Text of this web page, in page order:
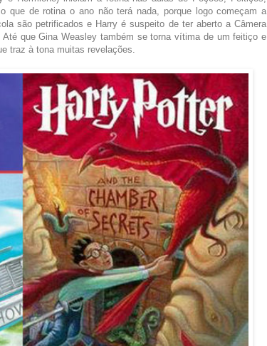
que de rotina o ano não terá nada, porque logo começam a
são petrificados e Harry é suspeito de ter aberto a Câmera
que Gina Weasley também se torna vítima de um feitiço e
traz à tona muitas revelações.